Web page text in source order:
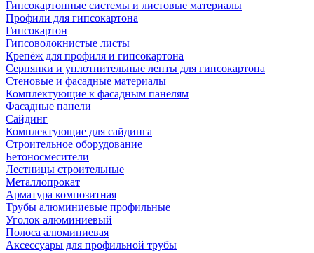
Гипсокартонные системы и листовые материалы
Профили для гипсокартона
Гипсокартон
Гипсоволокнистые листы
Крепёж для профиля и гипсокартона
Серпянки и уплотнительные ленты для гипсокартона
Стеновые и фасадные материалы
Комплектующие к фасадным панелям
Фасадные панели
Сайдинг
Комплектующие для сайдинга
Строительное оборудование
Бетоносмесители
Лестницы строительные
Металлопрокат
Арматура композитная
Трубы алюминиевые профильные
Уголок алюминиевый
Полоса алюминиевая
Аксессуары для профильной трубы